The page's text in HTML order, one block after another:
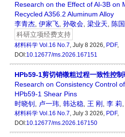
Research on the Effect of Al-3B on
Recycled A356.2 Aluminum Alloy
李青杰 伊家飞 孙敬会 梁业天 陈
科研立项经费支持
材料科学 Vol.16 No.7, July 8 2026, PDF,
DOI:10.12677/ms.2026.167151
HPb59-1剪切销镦粗过程一致性控制
Research on Consistency Control
HPb59-1 Shear Pins
时晓钊
卢一玮 韩达稳 王 刚 李 莉
材料科学 Vol.16 No.7, July 3 2026, PDF,
DOI:10.12677/ms.2026.167150